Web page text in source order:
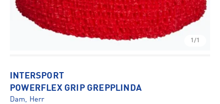
1/1
INTERSPORT
POWERFLEX GRIP GREPPLINDA
Dam, Herr